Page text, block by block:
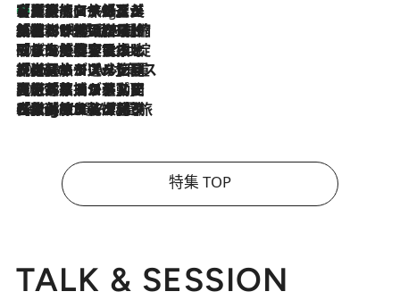
10 Hours Ago
【厳選旅コスメ】「多機能アイテムがメイン！」旅好き美容エディターが選んだ夏旅ベストコスメを発表【Mサイズジップ】
2026.8.6
「荷物が増えるほど旅ストレスは増す」美容ジャーナリストがたどり着いた最終結論。“化粧品を劇的に減らす”感動の凝縮美容とは
2026.8.6
「旅先には金髪ウィッグを持参」日本と同じメイクでは損してる!? 美容ジャーナリストが提案する“掟破りの旅美容”とは
2026.8.6
【厳選旅コスメ】「身軽さ＆UV対策重視！」ヘアアーティストshucoが選んだ夏旅ベストコスメを発表【Mサイズジップ】
2026.8.5
【厳選旅コスメ】国内をあちこち移動する河井菜摘が選んだ夏旅ベストコスメ発表！「リラックスアイテムはマスト」【Mサイズジップ】
2026.8.4
【厳選旅コスメ】「紫外線＆乾燥対策しながらメイク感も！」ヘア＆メイクGeorgeが選んだ夏旅ベストコスメを発表！【Mサイズジップ】
特集 TOP
TALK & SESSION